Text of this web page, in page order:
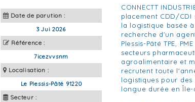
Date de parution :
3 Jui 2026
Référence :
7icezvvsnm
Localisation :
Le Plessis-Pâté 91220
Secteur :
CONNECTT
placement CDD/
la logistique basée à
recherche d'un
Plessis-Pâté TPE,
secteurs
agroalimentaire et
recrutent toute
logistiques pour
longue durée en Île-